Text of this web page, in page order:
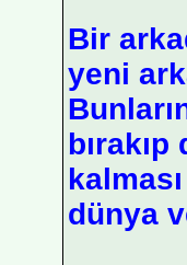
Bir
yeni
dünya